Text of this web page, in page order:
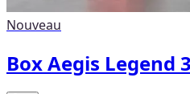
Nouveau
Box Aegis Legend